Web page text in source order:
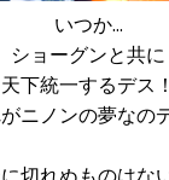
いつか…
ショーグンと共に
天下統一するデス！
ニノンの夢なの